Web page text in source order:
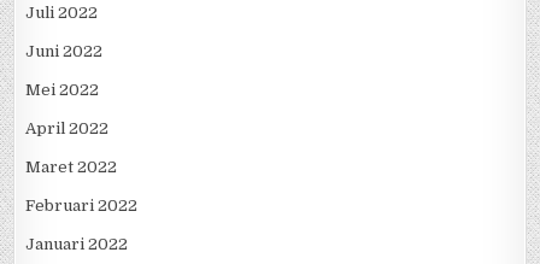
Agustus 2022
Juli 2022
Juni 2022
Mei 2022
April 2022
Maret 2022
Februari 2022